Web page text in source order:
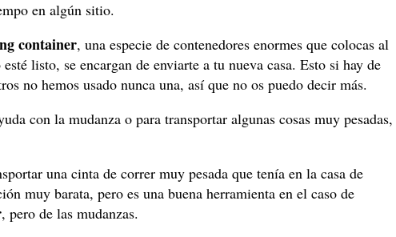
en algún sitio.
container, una especie de contenedores enormes que colocas al
listo, se encargan de enviarte a tu nueva casa. Esto si hay de
no hemos usado nunca una, así que no os puedo decir más.
con la mudanza o para transportar algunas cosas muy pesadas,
una cinta de correr muy pesada que tenía en la casa de
muy barata, pero es una buena herramienta en el caso de
, pero de las mudanzas.